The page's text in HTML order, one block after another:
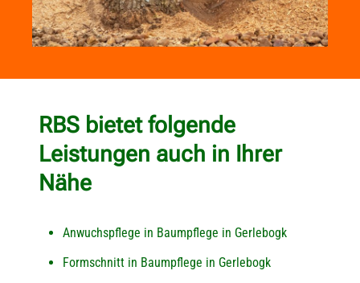
RBS bietet folgende
Leistungen auch in Ihrer
Nähe
Anwuchspflege in Baumpflege in Gerlebogk
Formschnitt in Baumpflege in Gerlebogk